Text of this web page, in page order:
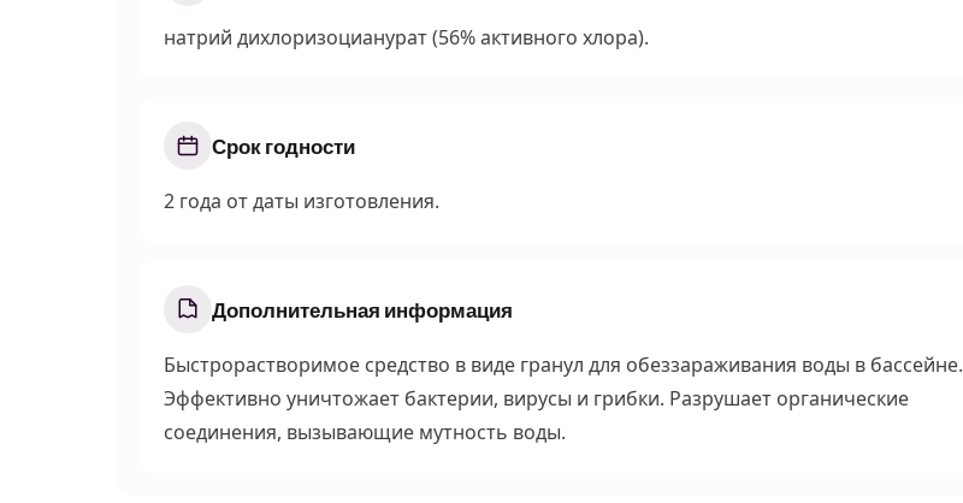
натрий дихлоризоцианурат (56% активного хлора).
Срок годности
2 года от даты изготовления.
Дополнительная информация
Быстрорастворимое средство в виде гранул для обеззараживания воды в бассейне.
Эффективно уничтожает бактерии, вирусы и грибки. Разрушает органические
соединения, вызывающие мутность воды.